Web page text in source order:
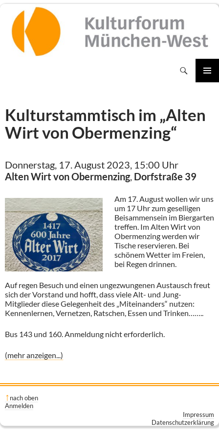
Inhalt
springen
Kulturstammtisch im „Alten
Wirt von Obermenzing“
Donnerstag, 17. August 2023, 15:00 Uhr
Alten Wirt von Obermenzing, Dorfstraße 39
Am 17. August wollen wir uns
um 17 Uhr zum geselligen
Beisammensein im Biergarten
treffen. Im Alten Wirt von
Obermenzing werden wir
Tische reservieren. Bei
schönem Wetter im Freien,
bei Regen drinnen.
Auf regen Besuch und einen ungezwungenen Austausch freut
sich der Vorstand und hofft, dass viele Alt- und Jung-
Mitglieder diese Gelegenheit des „Miteinanders“ nutzen:
Kennenlernen, Vernetzen, Ratschen, Essen und Trinken……..
Bus 143 und 160. Anmeldung nicht erforderlich.
(mehr anzeigen...)
nach oben
Anmelden
Impressum
Datenschutzerklärung